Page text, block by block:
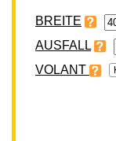
BREITE
VOLANT